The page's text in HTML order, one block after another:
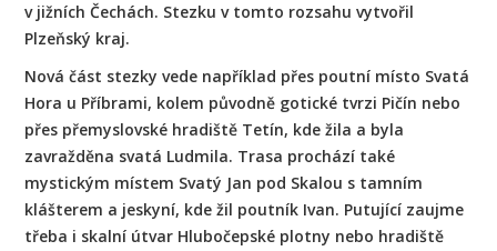
v jižních Čechách. Stezku v tomto rozsahu vytvořil
Plzeňský kraj.
Nová část stezky vede například přes poutní místo Svatá
Hora u Příbrami, kolem původně gotické tvrzi Pičín nebo
přes přemyslovské hradiště Tetín, kde žila a byla
zavražděna svatá Ludmila. Trasa prochází také
mystickým místem Svatý Jan pod Skalou s tamním
klášterem a jeskyní, kde žil poutník Ivan. Putující zaujme
třeba i skalní útvar Hlubočepské plotny nebo hradiště